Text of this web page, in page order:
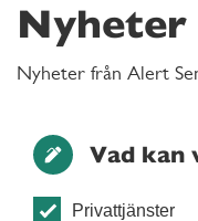
Nyheter
Nyheter från Alert
Vad kan
Privattjänster